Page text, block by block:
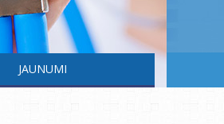
JAUNUMI